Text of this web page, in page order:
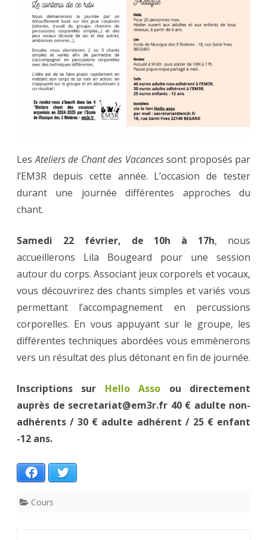
LesAteliers de Chant des Vacancessont proposés par
l’EM3R depuis cette année. L’occasion de tester
durant une journée différentes approches du
chant.
Samedi 22 février, de 10h à 17h, nous
accueillerons Lila Bougeard pour une session
autour du corps. Associant jeux corporels et vocaux,
vous découvrirez des chants simples et variés vous
permettant l’accompagnement en percussions
corporelles. En vous appuyant sur le groupe, les
différentes techniques abordées vous emmènerons
vers un résultat des plus détonant en fin de journée.
Inscriptions sur Hello Asso ou directement
auprès de secretariat@em3r.fr 40 € adulte non-
adhérents / 30 € adulte adhérent / 25 € enfant
-12 ans.
Facebook
Cours